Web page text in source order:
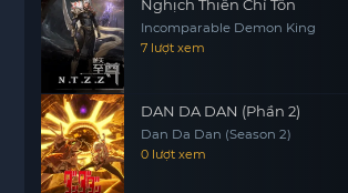
Nghịch Thiên Chí Tôn
Incomparable Demon King
7 lượt xem
DAN DA DAN (Phần 2)
Dan Da Dan (Season 2)
0 lượt xem